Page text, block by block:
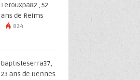
Lerouxpa82 , 52
ans de Reims
824
baptisteserra37,
23 ans de Rennes